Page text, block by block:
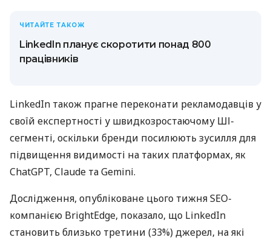
ЧИТАЙТЕ ТАКОЖ
LinkedIn планує скоротити понад 800
працівників
LinkedIn також прагне переконати рекламодавців у
своїй експертності у швидкозростаючому ШІ-
сегменті, оскільки бренди посилюють зусилля для
підвищення видимості на таких платформах, як
ChatGPT, Claude та Gemini.
Дослідження, опубліковане цього тижня SEO-
компанією BrightEdge, показало, що LinkedIn
становить близько третини (33%) джерел, на які